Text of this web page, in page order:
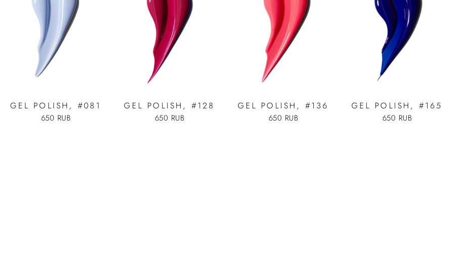
GEL POLISH, #081
650 RUB
GEL POLISH, #128
650 RUB
GEL POLISH, #136
650 RUB
GEL POLISH, #165
650 RUB